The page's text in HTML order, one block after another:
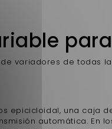
para
variadores de todas
epicicloidal, una caja
automática. En